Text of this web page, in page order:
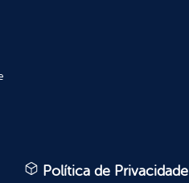
Política de Privacidade